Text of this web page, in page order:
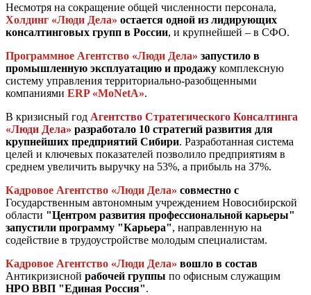
Несмотря на сокращение общей численности персонала,
Холдинг «Люди Дела» остается одной из лидирующих
консалтинговых групп в России, и крупнейшей – в СФО.
Программное Агентство «Люди Дела» запустило в
промышленную эксплуатацию и продажу комплексную
систему управления территориально-разобщенными
компаниями ERP «MoNetA».
В кризисный год Агентство Стратегического Консалтинга
«Люди Дела» разработало 10 стратегий развития для
крупнейших предприятий Сибири. Разработанная система
целей и ключевых показателей позволило предприятиям в
среднем увеличить выручку на 53%, а прибыль на 37%.
Кадровое Агентство «Люди Дела» совместно с
Государственным автономным учреждением Новосибирской
области "Центром развития профессиональной карьеры"
запустили программу "Карьера", направленную на
содействие в трудоустройстве молодым специалистам.
Кадровое Агентство «Люди Дела» вошло в состав
Антикризисной рабочей группы по офисным служащим
НРО ВВП "Единая Россия".